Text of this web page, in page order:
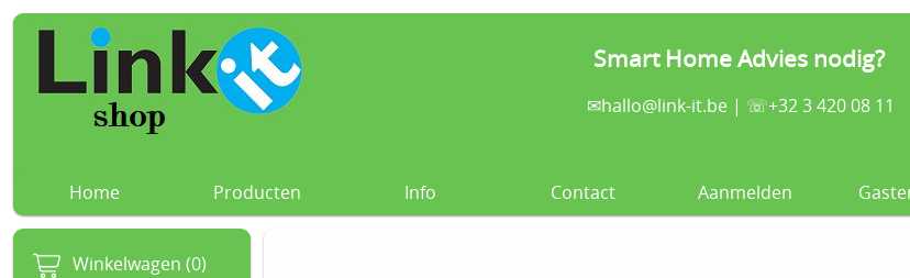
Smart Home Advies nodig?
✉hallo@link-it.be | ☏+32 3 420 08 11
Home Producten Info Contact Aanmelden
Winkelwagen (0)